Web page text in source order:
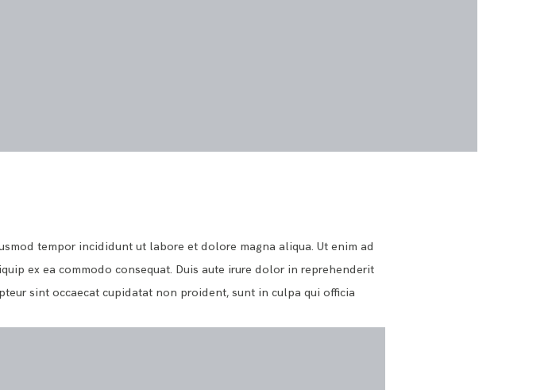
tempor incididunt ut labore et dolore magna aliqua. Ut enim ad
ex ea commodo consequat. Duis aute irure dolor in reprehenderit
sint occaecat cupidatat non proident, sunt in culpa qui officia